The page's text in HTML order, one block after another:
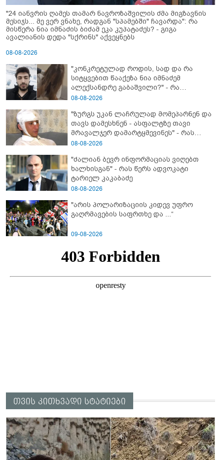
"24 იანვრის ღამეს თამარ ნავროზაშვილის ძმა მიგზავნის
მესიჯს... მე ვერ ვნახე, რადგან "სპამებში" ჩავარდა": რა
მისწერა ნია იმნაძის ბიძამ ეკა კუპატაძეს? - გიგა
ავალიანის დედა "სქრინს" აქვეყნებს
08-08-2026
"კონკრეტულად როდის, სად და რა
სიტყვებით წააქეზა ნია იმნაძემ
ალექსანდრე გაბაშვილი?" - რა
მიმართვას ავრცელებს ნია იმნაძის
08-08-2026
"ზურგს უკან ლაჩრულად მომეპარნენ და
თავს დამესხნენ - ასფალტზე თავი
მრავალჯერ დამარტყმევინეს" - რას
ჰყვება კურიერი, რომელსაც
გაუსწორდნენ?
08-08-2026
"ძალიან ბევრ ინფორმაციას ვიღებთ
ხალხისგან" - რას წერს ადვოკატი
ტარიელ კაკაბაძე
08-08-2026
"არის პოლარიზაციის კიდევ უფრო
გაღრმავების საფრთხე და ...“
09-08-2026
თვის კითხვადი სტატიები